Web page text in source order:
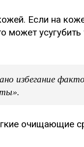
Если на
может усугубить
избегание
очищающие